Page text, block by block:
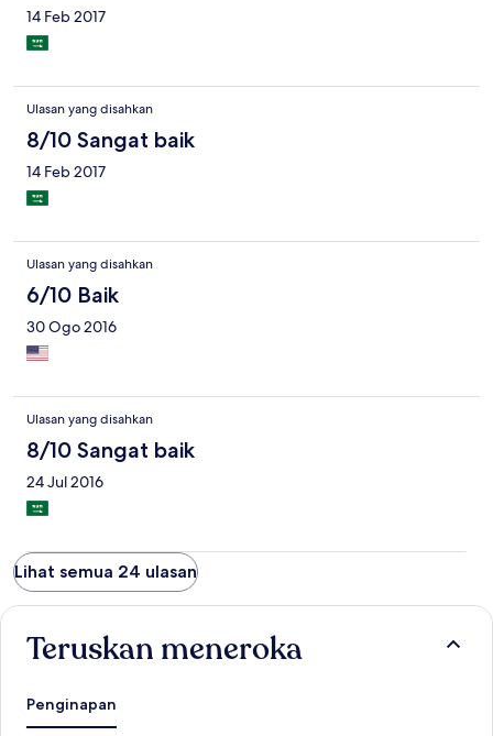
14 Feb 2017
Ulasan yang disahkan
8/10 Sangat baik
14 Feb 2017
Ulasan yang disahkan
6/10 Baik
30 Ogo 2016
Ulasan yang disahkan
8/10 Sangat baik
24 Jul 2016
Lihat semua 24 ulasan
Teruskan meneroka
Penginapan